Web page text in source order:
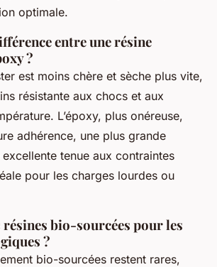
optimale.
entre une résine
?
est moins chère et sèche plus vite,
résistante aux chocs et aux
L’époxy, plus onéreuse,
adhérence, une plus grande
tenue aux contraintes
pour les charges lourdes ou
bio-sourcées pour les
?
bio-sourcées restent rares,